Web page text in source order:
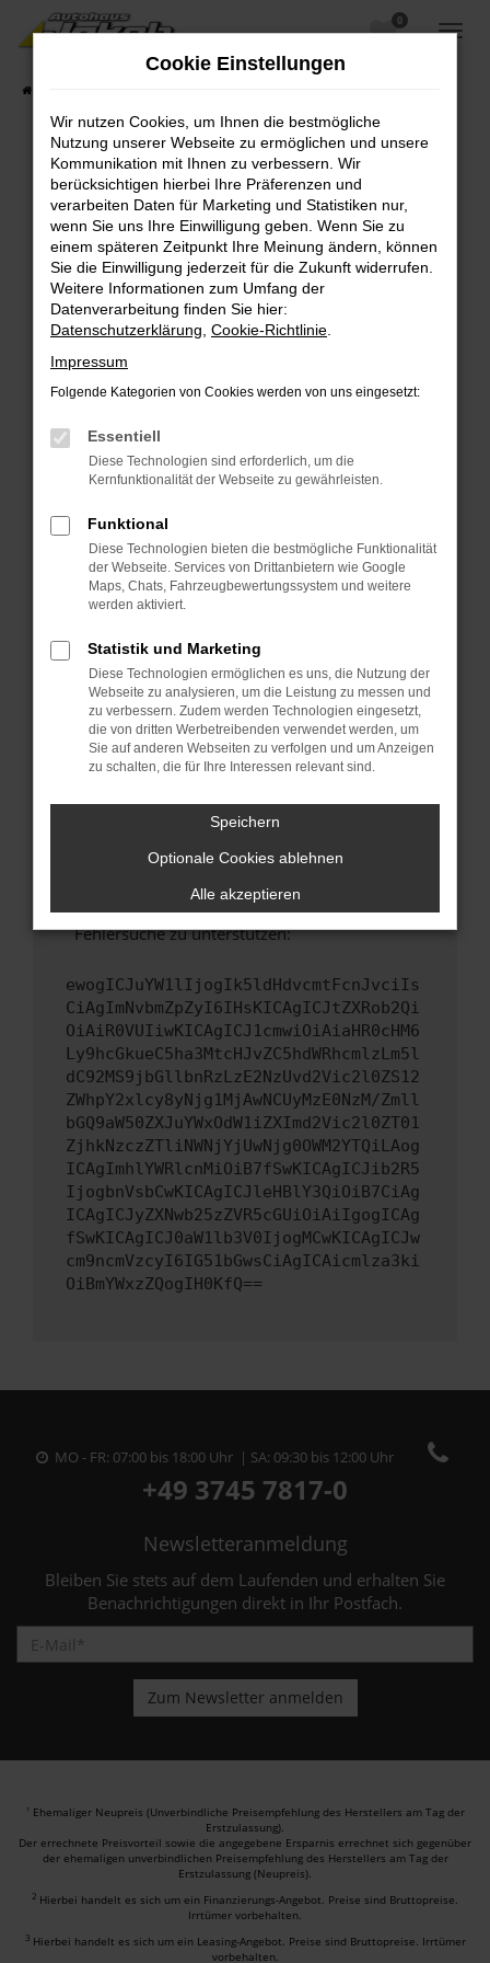
Zum
Hauptinhalt
0
Fehler: Network Error
Beim Laden ist ein Fehler aufgetreten.
Hier sind ein paar Tipps, die dir helfen können:
Überprüfe deine Firewall und deine
Internetverbindung.
Laden andere Webseiten, zum Beispiel deine
Suchmaschine?
Prüfe deine Browsererweiterungen.
Manche Erweiterungen, wie Werbeblocker,
können das Laden bestimmter Seiten
verhindern. Funktioniert die Seite in einem
Fenster?
Starte dein Gerät neu.
Das kann manchmal helfen, vorübergehende
Probleme zu beheben.
Betriebssystem auf dem neuesten Stand
sind.
Veraltete Software birgt nicht nur ein
Sicherheitsrisiko, sondern kann auch dazu
führen, dass bestimmte Funktionen nicht mehr
unterstützt werden.
Wende dich an den Webseitenbetreiber.
Wenn du alle oben genannten Schritte versucht
hast, kontaktiere uns bitte. Wir werden
versuchen, das Problem zu beheben. Du kannst
uns diesen Text schicken, um uns bei der
Fehlersuche zu unterstützen:
ewogICJuYW1lIjogIk5ldHdvcmtFcnJvciIs
CiAgImNvbmZpZyI6IHsKICAgICJtZXRob2Qi
OiAiR0VUIiwKICAgICJ1cmwiOiAiaHR0cHM6
Ly9hcGkueC5ha3MtcHJvZC5hdWRhcmlzLm5l
dC92MS9jbGllbnRzLzE2NzUvd2Vic2l0ZS12
ZWhpY2xlcy8yNjg1MjAwNCUyMzE0NzM/Zmll
bGQ9aW50ZXJuYWxOdW1iZXImd2Vic2l0ZT01
ZjhkNzczZTliNWNjYjUwNjg0OWM2YTQiLAog
ICAgImhlYWRlcnMiOiB7fSwKICAgICJib2R5
IjogbnVsbCwKICAgICJleHBlY3QiOiB7CiAg
ICAgICJyZXNwb25zZVR5cGUiOiAiIgogICAg
fSwKICAgICJ0aW1lb3V0IjogMCwKICAgICJw
cm9ncmVzcyI6IG51bGwsCiAgICAicmlza3ki
OiBmYWxzZQogIH0KfQ==
MO - FR: 07:00 bis 18:00 Uhr | SA: 09:30 bis 12:00 Uhr
+49 3745 7817-0
Newsletteranmeldung
Bleiben Sie stets auf dem Laufenden und erhalten Sie
Benachrichtigungen direkt in Ihr Postfach.
1 Ehemaliger Neupreis (Unverbindliche Preisempfehlung des Herstellers am Tag der
Erstzulassung).
Der errechnete Preisvorteil sowie die angegebene Ersparnis errechnet sich gegenüber
der ehemaligen unverbindlichen Preisempfehlung des Herstellers am Tag der
Erstzulassung (Neupreis).
2 Hierbei handelt es sich um ein Finanzierungs-Angebot. Preise sind Bruttopreise.
Irrtümer vorbehalten.
3 Hierbei handelt es sich um ein Leasing-Angebot. Preise sind Bruttopreise. Irrtümer
vorbehalten.
Cookie Einstellungen
Wir nutzen Cookies, um Ihnen die bestmögliche
Nutzung unserer Webseite zu ermöglichen und unsere
Kommunikation mit Ihnen zu verbessern. Wir
berücksichtigen hierbei Ihre Präferenzen und
verarbeiten Daten für Marketing und Statistiken nur,
wenn Sie uns Ihre Einwilligung geben. Wenn Sie zu
einem späteren Zeitpunkt Ihre Meinung ändern, können
Sie die Einwilligung jederzeit für die Zukunft widerrufen.
Weitere Informationen zum Umfang der
Datenverarbeitung finden Sie hier:
Datenschutzerklärung Cookie-Richtlinie
Impressum
Folgende Kategorien von Cookies werden von uns eingesetzt:
Essentiell
Diese Technologien sind erforderlich, um die
Kernfunktionalität der Webseite zu gewährleisten.
Funktional
Diese Technologien bieten die bestmögliche Funktionalität
der Webseite. Services von Drittanbietern wie Google
Maps, Chats, Fahrzeugbewertungssystem und weitere
werden aktiviert.
Statistik und Marketing
Diese Technologien ermöglichen es uns, die Nutzung der
Webseite zu analysieren, um die Leistung zu messen und
zu verbessern. Zudem werden Technologien eingesetzt,
die von dritten Werbetreibenden verwendet werden, um
Sie auf anderen Webseiten zu verfolgen und um Anzeigen
zu schalten, die für Ihre Interessen relevant sind.
Speichern
Optionale Cookies ablehnen
Alle akzeptieren